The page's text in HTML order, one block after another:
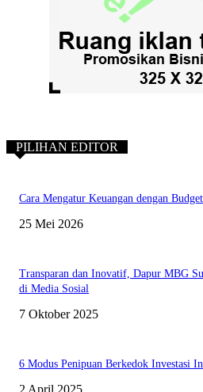
PILIHAN EDITOR
Cara Mengatur Keuangan dengan
25 Mei 2026
Transparan dan Inovatif, Dapur MBG
di Media Sosial
7 Oktober 2025
6 Modus Penipuan Berkedok Investasi
2 April 2025